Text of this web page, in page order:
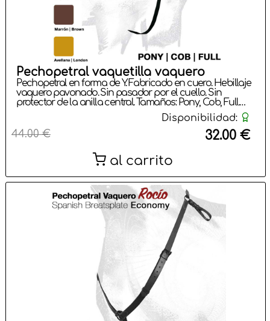
Pechopetral vaquetilla vaquero
Pechopetral en forma de Y. Fabricado en cuero. Hebillaje
vaquero pavonado. Sin pasador por el cuello. Sin
protector de la anilla central. Tamaños: Pony, Cob, Full.
Disponibilidad:
44.00 € 32.00 €
al carrito